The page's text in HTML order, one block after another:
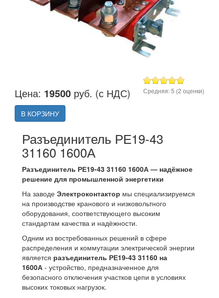
Цена: 19500 руб. (с НДС)
В КОРЗИНУ
Средняя:5 (2 оценки)
Разъединитель РЕ19-43
31160 1600А
Разъединитель РЕ19-43 31160 1600А — надёжное
решение для промышленной энергетики
На заводе Электроконтактор мы специализируемся
на производстве кранового и низковольтного
оборудования, соответствующего высоким
стандартам качества и надёжности.
Одним из востребованных решений в сфере
распределения и коммутации электрической энергии
является разъединитель РЕ19-43 31160 на
1600А - устройство, предназначенное для
безопасного отключения участков цепи в условиях
высоких токовых нагрузок.